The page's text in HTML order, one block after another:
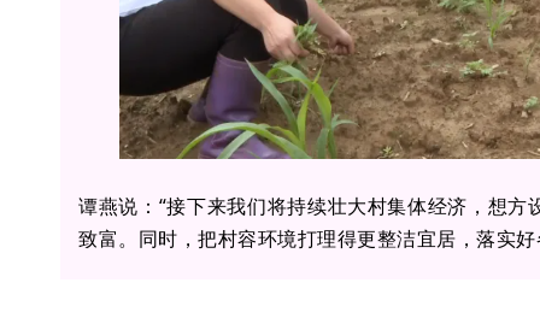
谭燕说：“接下来我们将持续壮大村集体经济，想
致富。同时，把村容环境打理得更整洁宜居，落实